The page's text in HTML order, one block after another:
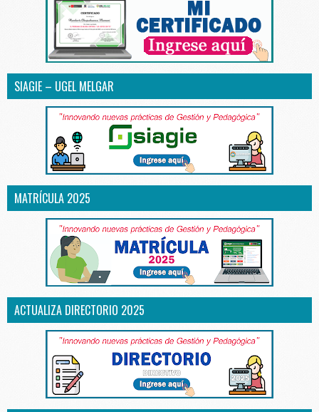
SIAGIE – UGEL MELGAR
MATRÍCULA 2025
ACTUALIZA DIRECTORIO 2025